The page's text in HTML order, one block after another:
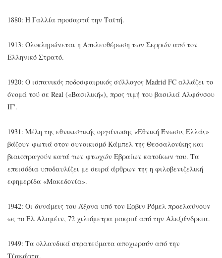
1880: Η Γαλλία προσαρτά την Ταϊτή.
1913: Ολοκληρώνεται η Απελευθέρωση των Σερρών από τον
Ελληνικό Στρατό.
1920: Ο ισπανικός ποδοσφαιρικός σύλλογος Madrid FC αλλάζει το
όνομά τού σε Real («Βασιλική»), προς τιμή του βασιλιά Αλφόνσου
ΙΓ'.
1931: Μέλη της εθνικιστικής οργάνωσης «Εθνική Ένωσις Ελλάς»
βάζουν φωτιά στον συνοικισμό Κάμπελ της Θεσσαλονίκης και
βιαιοπραγούν κατά των φτωχών Εβραίων κατοίκων του. Τα
επεισόδια υποδαυλίζει με σειρά άρθρων της η φιλοβενιζελική
εφημερίδα «Μακεδονία».
1942: Οι δυνάμεις του Άξονα υπό τον Έρβιν Ρόμελ προελαύνουν
ως το Ελ Αλαμέιν, 72 χιλιόμετρα μακριά από την Αλεξάνδρεια.
1949: Τα ολλανδικά στρατεύματα αποχωρούν από την
Τζακάρτα.